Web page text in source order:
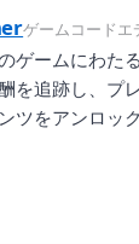
ゲームコードエ
ゲームにわた
を追跡し、プ
ツをアンロッ